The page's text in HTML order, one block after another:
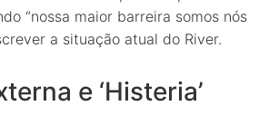
“nossa maior barreira somos nós
a situação atual do River.
e ‘Histeria’